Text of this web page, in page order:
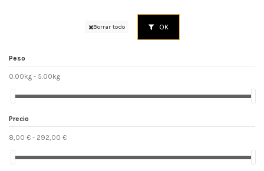
Borrar todo OK
Peso
0.00kg - 5.00kg
Precio
8,00 € - 292,00 €